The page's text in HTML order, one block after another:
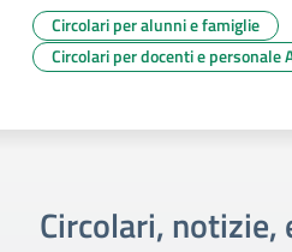
Circolari per alunni e famiglie
Circolari per docenti e personale
Circolari,